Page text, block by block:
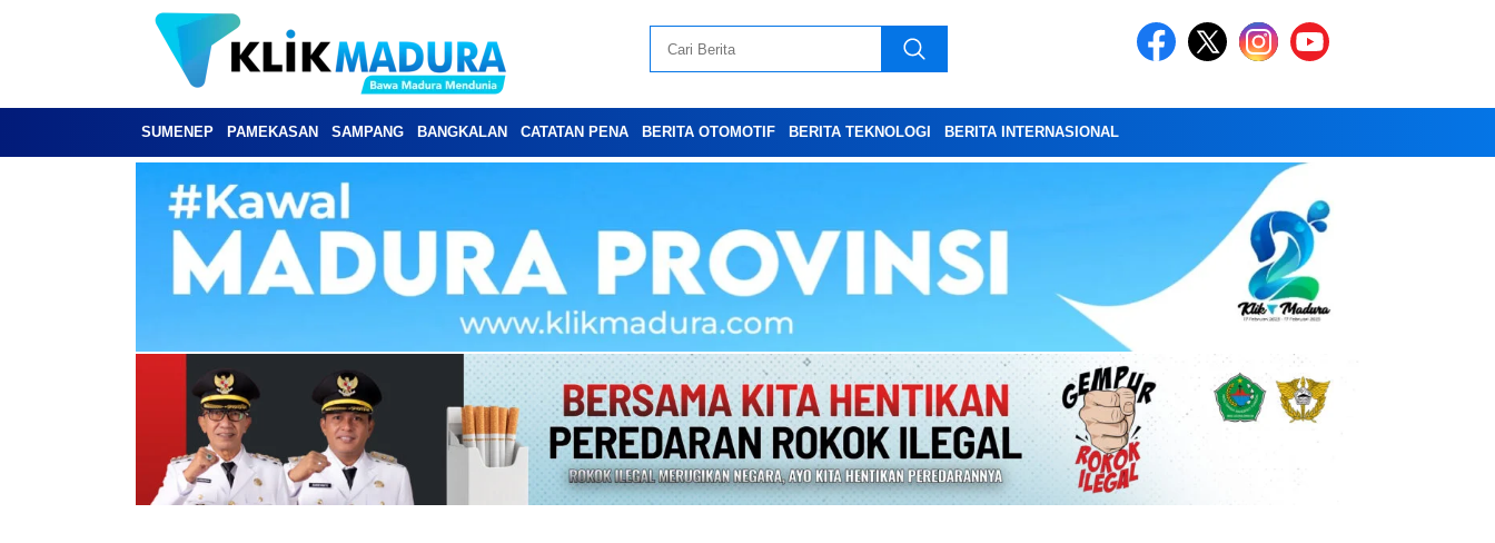
SUMENEP PAMEKASAN SAMPANG BANGKALAN CATATAN PENA BERITA OTOMOTIF BERITA TEKNOLOGI BERITA INTERNASIONAL